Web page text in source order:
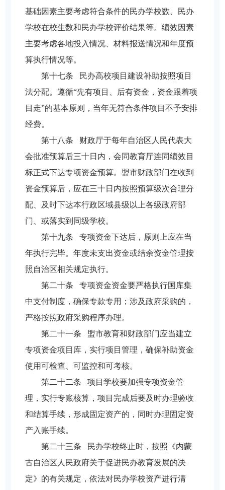
基础因素主要考虑符合条件的民办学校数、民办
学校在校生数和民办学校评价结果等。绩效因素
主要考虑各地投入情况、材料报送情况和年度预
算执行情况等。
第十七条 民办高校项目建设补助按照项目
法分配。遵循“先有项目、后有资金，资金跟着项
目走”的基本原则，当年无符合条件项目不予安排
经费。
第十八条 财政厅于每年自治区人民代表大
会批准预算后三十日内，会同教育厅连同绩效目
标正式下达专项资金预算。盟市财政部门在收到
资金预算后，应在三十日内按照预算级次合理分
配、及时下达本行政区域县级以上各级政府部
门、或落实到同级学校。
第十九条 专项资金下达后，原则上应在当
年执行完毕。年度未支出资金或结余资金管理按
照自治区相关规定执行。
第二十条 专项资金资金要严格执行国库集
中支付制度，确保专款专用；涉及政府采购的，
严格按照政府采购程序办理。
第二十一条 盟市教育和财政部门应当建立
专项资金项目库，实行项目管理，确保补助资金
使用可检查、可监控和可考核。
第二十二条 项目学校要加强专项资金管
理，实行专账核算，项目完成后要及时办理验收
和结算手续，形成固定资产的，同时办理固定资
产入账手续。
第二十三条 民办学校终止时，按照《内蒙
古自治区人民政府关于促进民办教育发展的决
定》的有关规定，依法对民办学校资产进行清